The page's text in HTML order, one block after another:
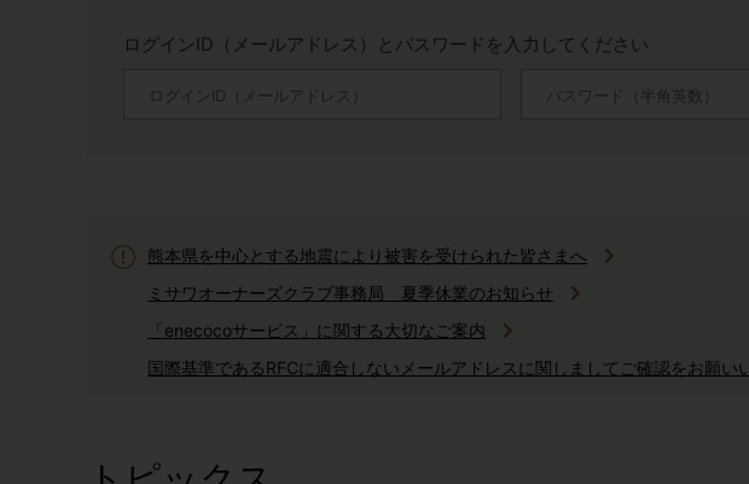
ログインID（メールアドレス）とパスワードを入力してください
熊本県を中心とする地震により被害を受けられた皆さまへ
ミサワオーナーズクラブ事務局 夏季休業のお知らせ
「enecocoサービス」に関する大切なご案内
国際基準であるRFCに適合しないメールアドレスに関しましてご確認をお願い
「健康リスク予報」サービス終了のご案内